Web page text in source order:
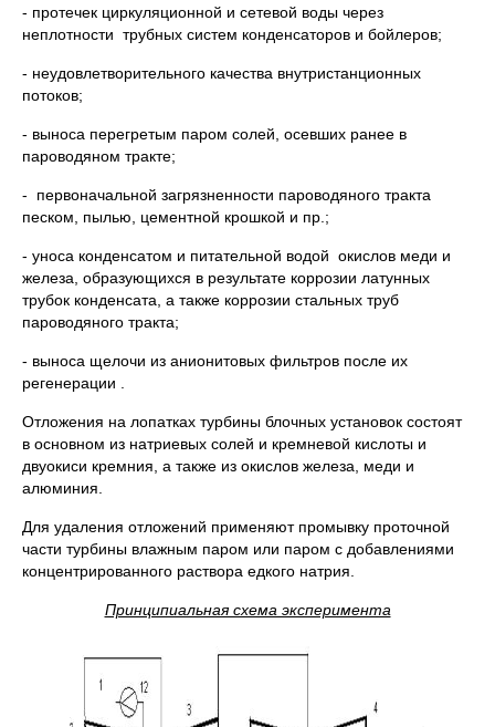
- протечек циркуляционной и сетевой воды через
неплотности трубных систем конденсаторов и бойлеров;
- неудовлетворительного качества внутристанционных
потоков;
- выноса перегретым паром солей, осевших ранее в
пароводяном тракте;
- первоначальной загрязненности пароводяного тракта
песком, пылью, цементной крошкой и пр.;
- уноса конденсатом и питательной водой окислов меди и
железа, образующихся в результате коррозии латунных
трубок конденсата, а также коррозии стальных труб
пароводяного тракта;
- выноса щелочи из анионитовых фильтров после их
регенерации .
Отложения на лопатках турбины блочных установок состоят
в основном из натриевых солей и кремневой кислоты и
двуокиси кремния, а также из окислов железа, меди и
алюминия.
Для удаления отложений применяют промывку проточной
части турбины влажным паром или паром с добавлениями
концентрированного раствора едкого натрия.
Принципиальная схема эксперимента